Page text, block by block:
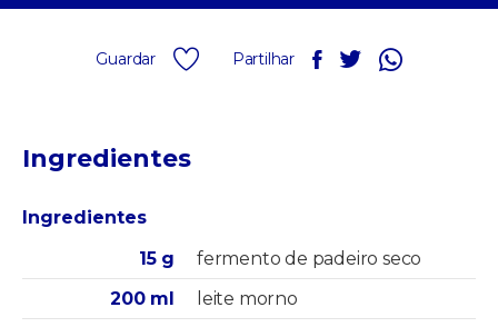
Guardar Partilhar
Ingredientes
Ingredientes
15 g
fermento de padeiro seco
200 ml
leite morno